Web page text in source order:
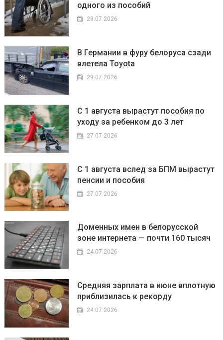
одного из пособий
29.07.2026
В Германии в фуру белоруса сзади
влетела Toyota
29.07.2026
С 1 августа вырастут пособия по
уходу за ребенком до 3 лет
27.07.2026
С 1 августа вслед за БПМ вырастут
пенсии и пособия
27.07.2026
Доменных имен в белорусской
зоне интернета — почти 160 тысяч
24.07.2026
Средняя зарплата в июне вплотную
приблизилась к рекорду
24.07.2026